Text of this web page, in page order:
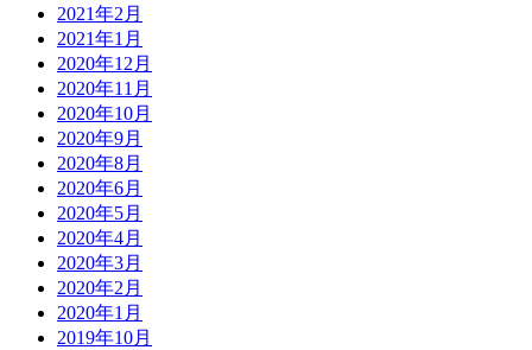
2021年2月
2021年1月
2020年12月
2020年11月
2020年10月
2020年9月
2020年8月
2020年6月
2020年5月
2020年4月
2020年3月
2020年2月
2020年1月
2019年10月